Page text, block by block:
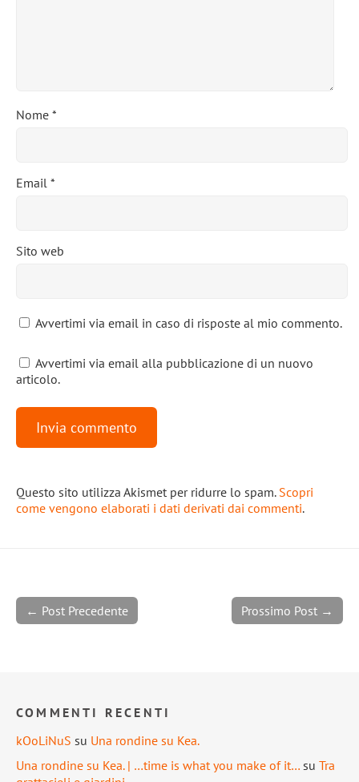
Nome *
Email *
Sito web
Avvertimi via email in caso di risposte al mio commento.
Avvertimi via email alla pubblicazione di un nuovo
articolo.
Questo sito utilizza Akismet per ridurre lo spam. Scopri
come vengono elaborati i dati derivati dai commenti.
Prossimo Post →
← Post Precedente
COMMENTI RECENTI
kOoLiNuS su Una rondine su Kea.
Una rondine su Kea. | …time is what you make of it… su Tra